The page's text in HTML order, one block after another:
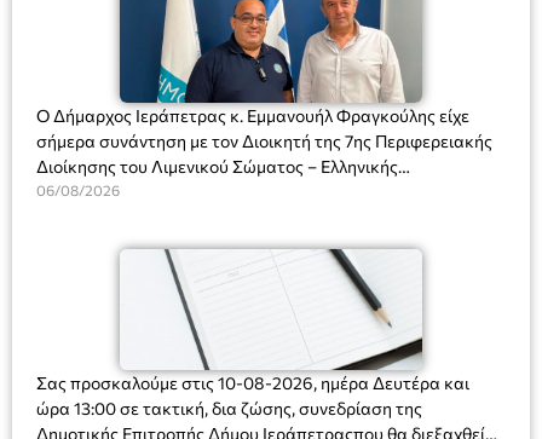
Ο Δήμαρχος Ιεράπετρας κ. Εμμανουήλ Φραγκούλης είχε
σήμερα συνάντηση με τον Διοικητή της 7ης Περιφερειακής
Διοίκησης του Λιμενικού Σώματος – Ελληνικής
Ακτοφυλακής (Λ.Σ.-ΕΛ.ΑΚΤ.), Αρχιπλοίαρχο Λ.Σ. κ. Ιωάννη
06/08/2026
Σας προσκαλούμε στις 10-08-2026, ημέρα Δευτέρα και
ώρα 13:00 σε τακτική, δια ζώσης, συνεδρίαση της
Δημοτικής Επιτροπής Δήμου Ιεράπετραςπου θα διεξαχθεί